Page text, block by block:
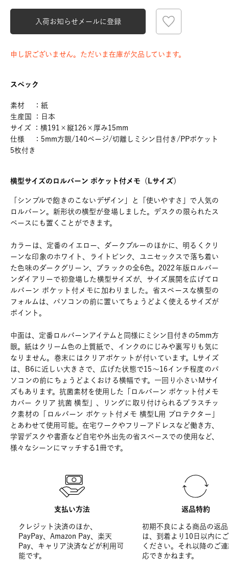
入荷お知らせメールに登録
申し訳ございません。ただいま在庫が欠品しています。
スペック
素材 ：紙
生産国 ：日本
サイズ ：横191×縦126×厚み15mm
仕様 ：5mm方眼/140ページ/切離しミシン目付き/PPポケット
5枚付き
横型サイズのロルバーン ポケット付メモ（Lサイズ）
「シンプルで飽きのこないデザイン」と「使いやすさ」で人気の
ロルバーン。新形状の横型が登場しました。デスクの限られたス
ペースにも置くことができます。
カラーは、定番のイエロー、ダークブルーのほかに、明るくクリ
ーンな印象のホワイト、ライトピンク、ユニセックスで落ち着い
た色味のダークグリーン、ブラックの全6色。2022年版ロルバー
ンダイアリーで初登場した横型サイズが、サイズ展開を広げてロ
ルバーン ポケット付メモに加わりました。省スペースな横型の
フォルムは、パソコンの前に置いてちょうどよく使えるサイズが
ポイント。
中面は、定番ロルバーンアイテムと同様にミシン目付きの5mm方
眼。紙はクリーム色の上質紙で、インクのにじみや裏写りも気に
なりません。巻末にはクリアポケットが付いています。Lサイズ
は、B6に近しい大きさで、広げた状態で15～16インチ程度のパ
ソコンの前にちょうどよくおける横幅です。一回り小さいMサイ
ズもあります。抗菌素材を使用した「ロルバーン ポケット付メモ
カバー クリア 抗菌 横型」、リングに取り付けられるプラスチッ
ク素材の「ロルバーン ポケット付メモ 横型L用 プロテクター」
とあわせて使用可能。在宅ワークやフリーアドレスなど働き方、
学習デスクや書斎など自宅や外出先の省スペースでの使用など、
様々なシーンにマッチする1冊です。
支払い方法
クレジット決済のほか、
PayPay、Amazon Pay、楽天
Pay、キャリア決済などが利用可
能です。
返品特約
初期不良による商品の返
は、到着より10日以内に
ください。それ以降のご
応できかねます。